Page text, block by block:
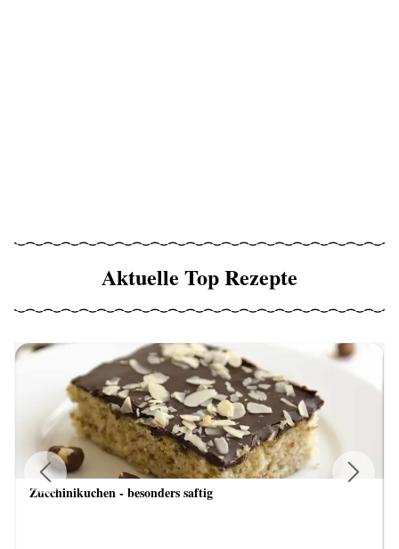
Aktuelle Top Rezepte
Zucchinikuchen - besonders saftig
Previous